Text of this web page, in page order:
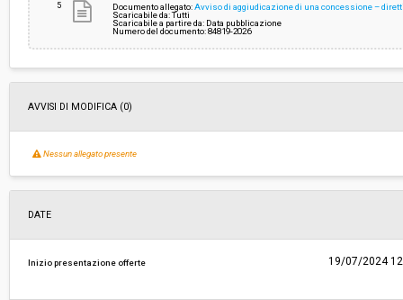
5 Documento allegato:Avviso di aggiudicazione di una concessione –
Scaricabile da: Tutti
Scaricabile a partire da: Data pubblicazione
Numero del documento: 84819-2026
AVVISI DI MODIFICA (0)
Nessun allegato presente
DATE
Inizio presentazione offerte 19/07/2024